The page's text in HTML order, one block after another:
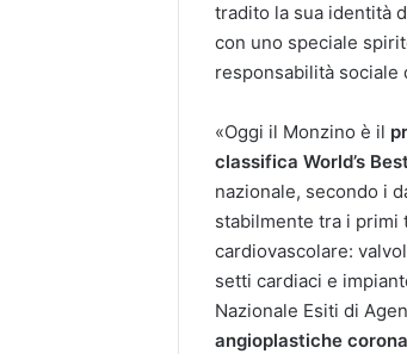
tradito la sua identità
con uno speciale
responsabilità
«Oggi il Monzino è il
classifica World’s
nazionale, secondo i
stabilmente tra i primi
cardiovascolare:
setti cardiaci e
Nazionale Esiti di
angioplastiche